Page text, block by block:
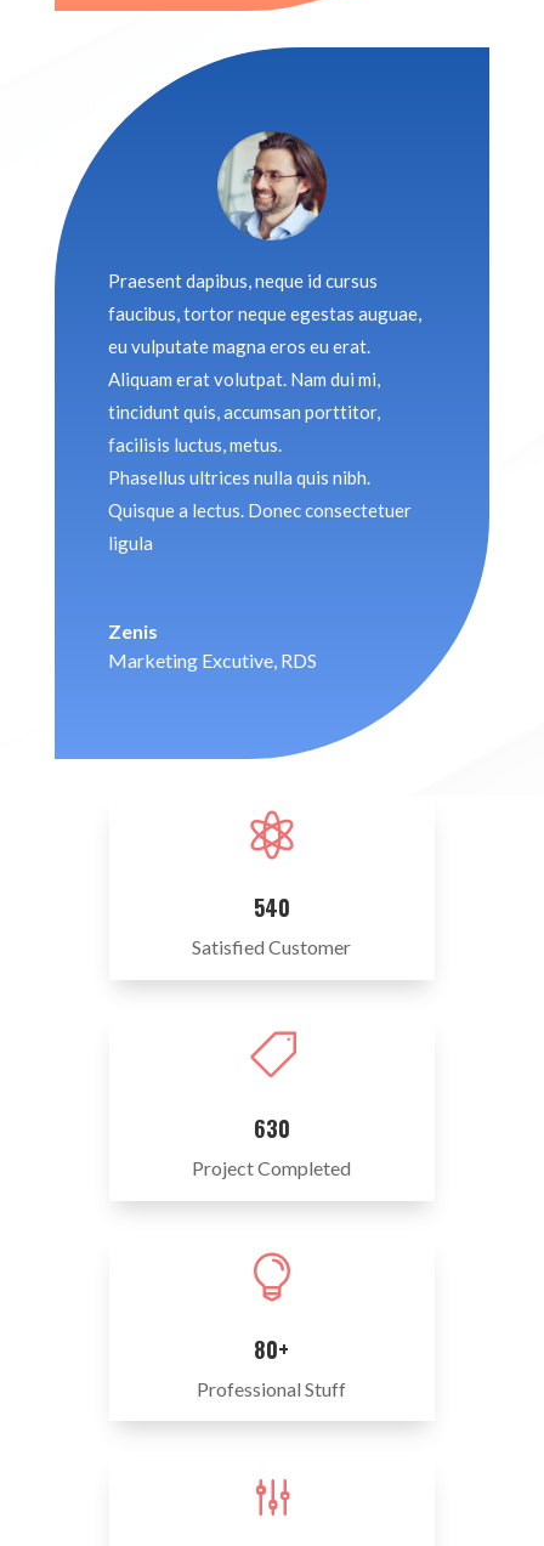
Praesent dapibus, neque id cursus
faucibus, tortor neque egestas auguae,
eu vulputate magna eros eu erat.
Aliquam erat volutpat. Nam dui mi,
tincidunt quis, accumsan porttitor,
facilisis luctus, metus.
Phasellus ultrices nulla quis nibh.
Quisque a lectus. Donec consectetuer
ligula
Zenis
Marketing Excutive, RDS

540
Satisfied Customer

630
Project Completed

80+
Professional Stuff
g